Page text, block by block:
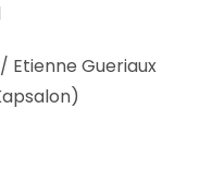
Etienne Gueriaux